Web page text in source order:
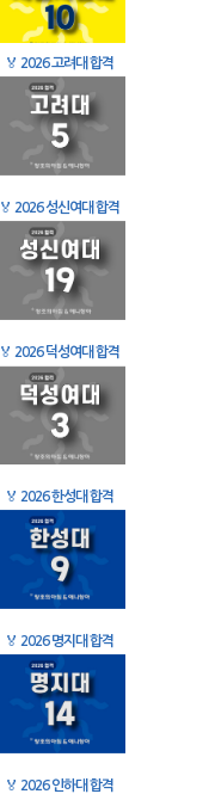
🏅 2026 고려대 합격
🏅 2026 성신여대 합격
🏅 2026 덕성여대 합격
🏅 2026 한성대 합격
🏅 2026 명지대 합격
🏅 2026 인하대 합격